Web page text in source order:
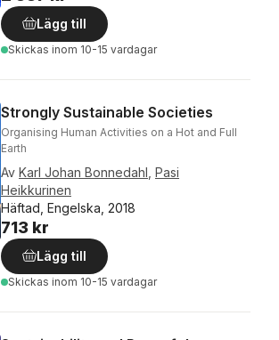
Lägg till
Skickas inom 10-15 vardagar
Strongly Sustainable Societies
Organising Human Activities on a Hot and Full
Earth
Av Karl Johan Bonnedahl Pasi
Heikkurinen
Häftad, Engelska, 2018
713 kr
Lägg till
Skickas inom 10-15 vardagar